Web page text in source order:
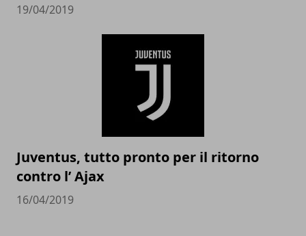
19/04/2019
Juventus, tutto pronto per il ritorno
contro l’ Ajax
16/04/2019